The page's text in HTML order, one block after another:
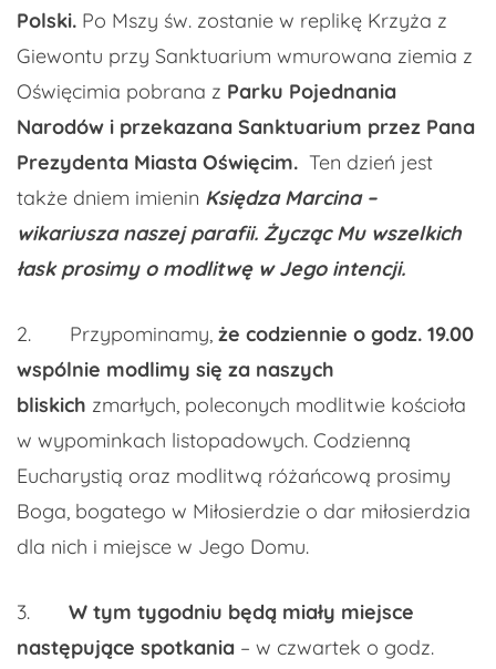
Polski. Po Mszy św. zostanie w replikę Krzyża z
Giewontu przy Sanktuarium wmurowana ziemia z
Oświęcimia pobrana z Parku Pojednania
Narodów i przekazana Sanktuarium przez Pana
Prezydenta Miasta Oświęcim. Ten dzień jest
także dniem imienin Księdza Marcina –
wikariusza naszej parafii. Życząc Mu wszelkich
łask prosimy o modlitwę w Jego intencji.
2. Przypominamy, że codziennie o godz. 19.00
wspólnie modlimy się za naszych
bliskich zmarłych, poleconych modlitwie kościoła
w wypominkach listopadowych. Codzienną
Eucharystią oraz modlitwą różańcową prosimy
Boga, bogatego w Miłosierdzie o dar miłosierdzia
dla nich i miejsce w Jego Domu.
3. W tym tygodniu będą miały miejsce
następujące spotkania – w czwartek o godz.